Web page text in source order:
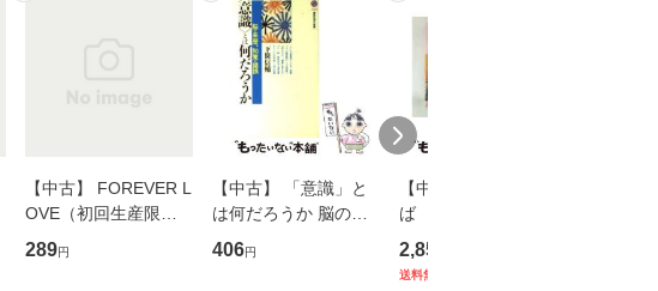
【中古】 FOREVER L
OVE（初回生産限定
盤） / 清水翔太×加藤
ミリヤ / [CD]【メール
289円
【中古】 「意識」と
は何だろうか 脳の来
歴、知覚の錯誤 （講
談社現代新書） / 下条
406円
【中古】 耳をすませ
ば 〈2枚組〉 [DVD] /
ブエナ・ビスタ・ホー
ム・エンターテイメン
2,852
送料無料